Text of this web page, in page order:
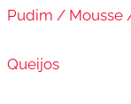
Pudim / Mousse
Queijos